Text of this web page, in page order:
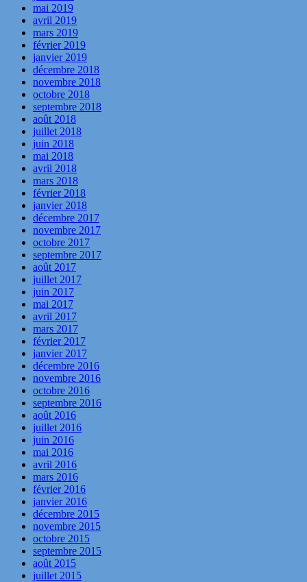
mai 2019
avril 2019
mars 2019
février 2019
janvier 2019
décembre 2018
novembre 2018
octobre 2018
septembre 2018
août 2018
juillet 2018
juin 2018
mai 2018
avril 2018
mars 2018
février 2018
janvier 2018
décembre 2017
novembre 2017
octobre 2017
septembre 2017
août 2017
juillet 2017
juin 2017
mai 2017
avril 2017
mars 2017
février 2017
janvier 2017
décembre 2016
novembre 2016
octobre 2016
septembre 2016
août 2016
juillet 2016
juin 2016
mai 2016
avril 2016
mars 2016
février 2016
janvier 2016
décembre 2015
novembre 2015
octobre 2015
septembre 2015
août 2015
juillet 2015